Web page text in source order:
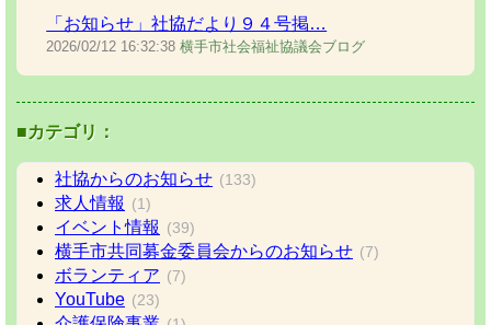
「お知らせ」社協だより９４号掲…
2026/02/12 16:32:38 横手市社会福祉協議会ブログ
■カテゴリ：
社協からのお知らせ (133)
求人情報 (1)
イベント情報 (39)
横手市共同募金委員会からのお知らせ (7)
ボランティア (7)
YouTube (23)